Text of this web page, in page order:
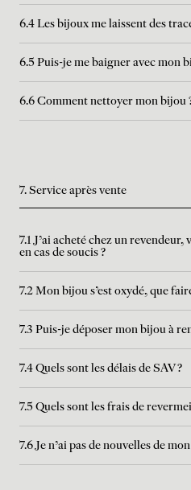
6.4 Les bijoux me laissent des
6.5 Puis-je me baigner avec mon
6.6 Comment nettoyer mon bijou
7. Service après vente
7.1 J'ai acheté chez un
en cas de soucis ?
7.2 Mon bijou s'est oxydé, que
7.3 Puis-je déposer mon bijou à
7.4 Quels sont les délais de SAV ?
7.5 Quels sont les frais de
7.6 Je n'ai pas de nouvelles de